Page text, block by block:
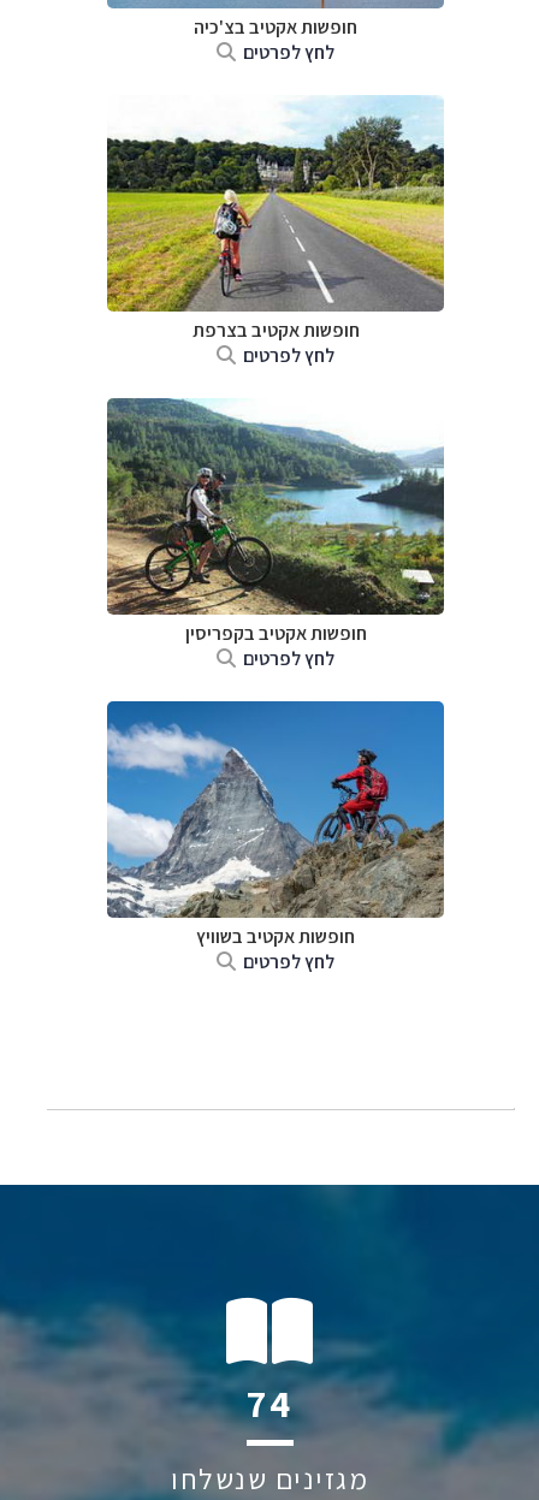
חופשות אקטיב בצ'כיה
לחץ לפרטים
חופשות אקטיב בצרפת
לחץ לפרטים
חופשות אקטיב בקפריסין
לחץ לפרטים
חופשות אקטיב בשוויץ
לחץ לפרטים
137
מגזינים שנשלחו